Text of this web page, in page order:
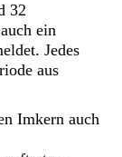
32
ein
Jedes
aus
Imkern auch